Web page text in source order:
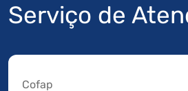
Serviço de
Cofap